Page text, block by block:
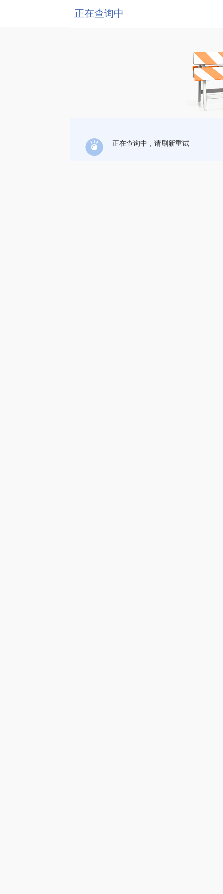
正在查询中
正在查询中，请刷新重试